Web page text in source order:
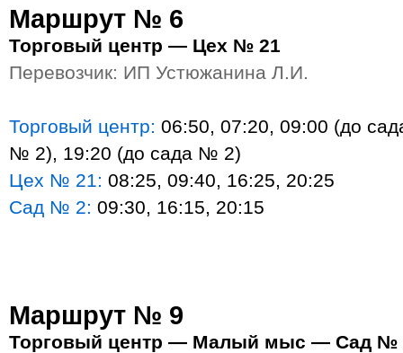
Маршрут № 6
Торговый центр — Цех № 21
Перевозчик: ИП Устюжанина Л.И.
Торговый центр: 06:50, 07:20, 09:00 (до
№ 2), 19:20 (до сада № 2)
Цех № 21: 08:25, 09:40, 16:25, 20:25
Сад № 2: 09:30, 16:15, 20:15
Маршрут № 9
Торговый центр — Малый мыс — Сад №